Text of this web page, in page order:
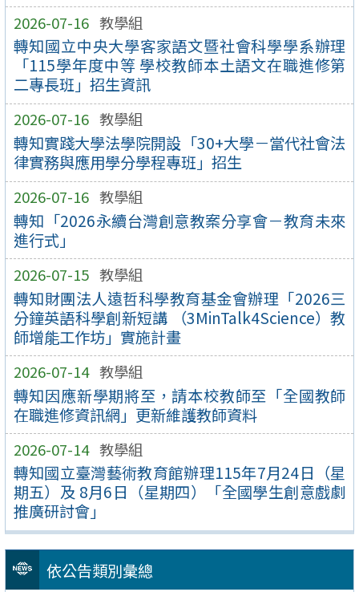
2026-07-16 教學組
轉知國立中央大學客家語文暨社會科學學系辦理
「115學年度中等 學校教師本土語文在職進修第
二專長班」招生資訊
2026-07-16 教學組
轉知實踐大學法學院開設「30+大學－當代社會法
律實務與應用學分學程專班」招生
2026-07-16 教學組
轉知「2026永續台灣創意教案分享會－教育未來
進行式」
2026-07-15 教學組
轉知財團法人遠哲科學教育基金會辦理「2026三
分鐘英語科學創新短講 （3MinTalk4Science）教
師增能工作坊」實施計畫
2026-07-14 教學組
轉知因應新學期將至，請本校教師至「全國教師
在職進修資訊網」更新維護教師資料
2026-07-14 教學組
轉知國立臺灣藝術教育館辦理115年7月24日（星
期五）及 8月6日（星期四）「全國學生創意戲劇
推廣研討會」
依公告類別彙總